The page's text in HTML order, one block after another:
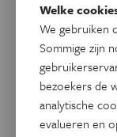
Welke
We gebruiken
Sommige zijn
bezoekers de
analytische
evalueren en